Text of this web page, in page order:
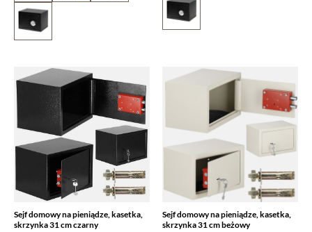
Sejf domowy na pieniądze, kasetka,
skrzynka 31 cm czarny
Sejf domowy na pieniądze, kasetka,
skrzynka 31 cm beżowy